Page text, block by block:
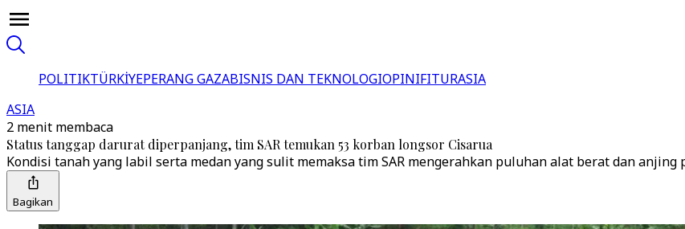
POLITIKTÜRKİYEPERANG GAZABISNIS DAN TEKNOLOGIOPINIFITURASIA
ASIA
2 menit membaca
Status tanggap darurat diperpanjang, tim SAR temukan 53 korban longsor Cisarua
Kondisi tanah yang labil serta medan yang sulit memaksa tim SAR mengerahkan puluhan alat berat dan
Bagikan